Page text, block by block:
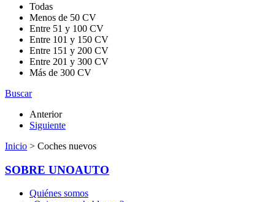
Todas
Menos de 50 CV
Entre 51 y 100 CV
Entre 101 y 150 CV
Entre 151 y 200 CV
Entre 201 y 300 CV
Más de 300 CV
Buscar
Anterior
Siguiente
Inicio > Coches nuevos
SOBRE UNOAUTO
Quiénes somos